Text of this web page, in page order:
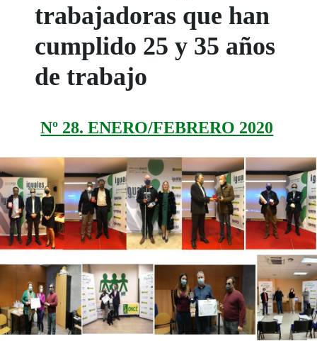
trabajadoras que han
cumplido 25 y 35 años
de trabajo
Nº 28. ENERO/FEBRERO 2020